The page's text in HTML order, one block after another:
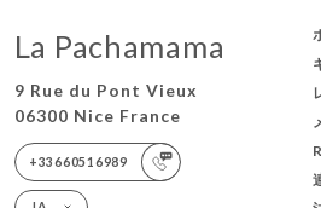
La Pachamama
9 Rue du Pont Vieux
06300 Nice France
+33660516989